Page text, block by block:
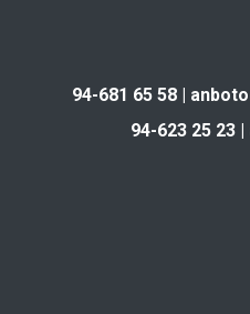
94-681 65 58 |
94-623 25 23 |